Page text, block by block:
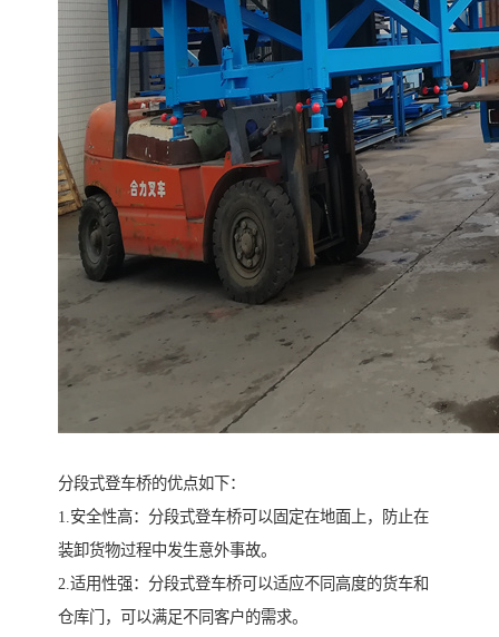
分段式登车桥的优点如下：
1.安全性高：分段式登车桥可以固定在地面上，防止在
装卸货物过程中发生意外事故。
2.适用性强：分段式登车桥可以适应不同高度的货车和
仓库门，可以满足不同客户的需求。